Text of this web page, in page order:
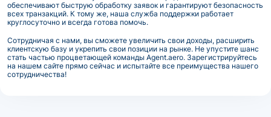
обеспечивают быструю обработку заявок и гарантируют безопасность
всех транзакций. К тому же, наша служба поддержки работает
круглосуточно и всегда готова помочь.
Сотрудничая с нами, вы сможете увеличить свои доходы, расширить
клиентскую базу и укрепить свои позиции на рынке. Не упустите шанс
стать частью процветающей команды Agent.aero. Зарегистрируйтесь
на нашем сайте прямо сейчас и испытайте все преимущества нашего
сотрудничества!